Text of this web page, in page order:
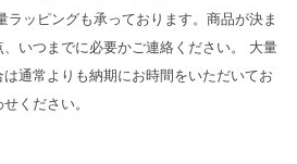
ッピングも承っております。商品が決ま
いつまでに必要かご連絡ください。 大量
通常よりも納期にお時間をいただいてお
ください。